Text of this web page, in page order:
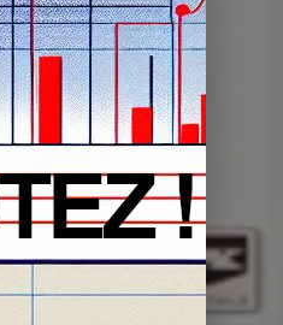
DMT du 16 04 2024
DMT du 02 04 2024
DMT du 19 03 2024